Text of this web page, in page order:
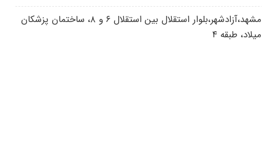
مشهد،آزادشهر،بلوار استقلال بین استقلال ۶ و ۸، ساختمان پزشکان
میلاد، طبقه ۴